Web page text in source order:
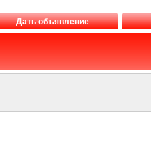
Дать объявление